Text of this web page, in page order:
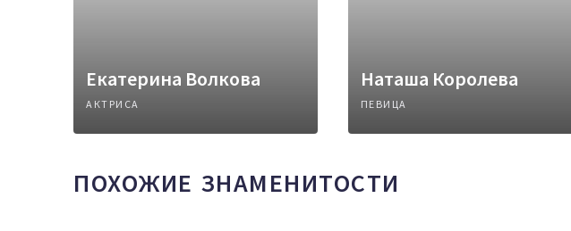
Екатерина Волкова
АКТРИСА
Наташа Королева
ПЕВИЦА
ПОХОЖИЕ ЗНАМЕНИТОСТИ